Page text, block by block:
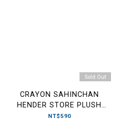
Sold Out
CRAYON SAHINCHAN
HENDER STORE PLUSH
MASCOT : SNOWMAN
NT$590